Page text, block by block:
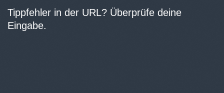
Tippfehler in der URL? Überprüfe deine
Eingabe.